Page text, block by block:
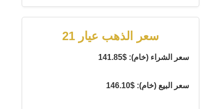
سعر الذهب عيار 21
سعر الشراء (خام): $141.85
سعر البيع (خام): $146.10